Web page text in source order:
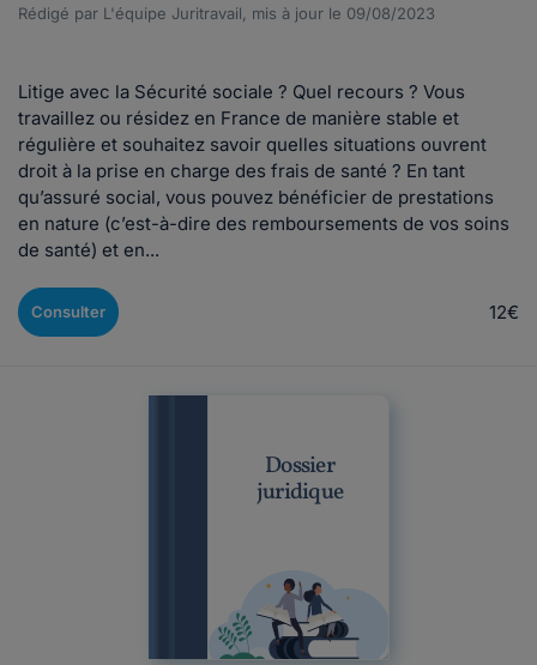
Rédigé par L'équipe Juritravail, mis à jour le 09/08/2023
Litige avec la Sécurité sociale ? Quel recours ? Vous
travaillez ou résidez en France de manière stable et
régulière et souhaitez savoir quelles situations ouvrent
droit à la prise en charge des frais de santé ? En tant
qu’assuré social, vous pouvez bénéficier de prestations
en nature (c’est-à-dire des remboursements de vos soins
de santé) et en...
Consulter 12€
Dossier
juridique